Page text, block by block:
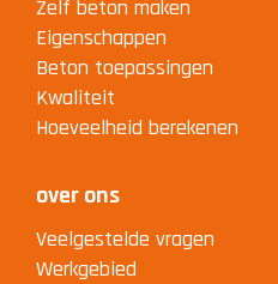
Zelf beton maken
Eigenschappen
Beton toepassingen
Kwaliteit
Hoeveelheid berekenen
over ons
Veelgestelde vragen
Werkgebied